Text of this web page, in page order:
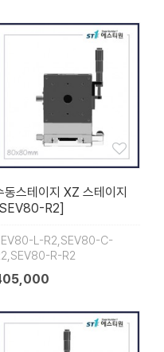
동스테이지 XZ 스테이지
R2]
L-R2,SEV80-C-
R-R2